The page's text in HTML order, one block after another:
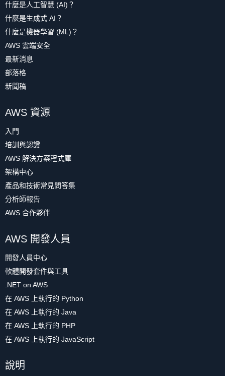
什麼是人工智慧 (AI)？
什麼是生成式 AI？
什麼是機器學習 (ML)？
AWS 雲端安全
最新消息
部落格
新聞稿
AWS 資源
入門
培訓與認證
AWS 解決方案程式庫
架構中心
產品和技術常見問答集
分析師報告
AWS 合作夥伴
AWS 開發人員
開發人員中心
軟體開發套件與工具
.NET on AWS
在 AWS 上執行的 Python
在 AWS 上執行的 Java
在 AWS 上執行的 PHP
在 AWS 上執行的 JavaScript
說明